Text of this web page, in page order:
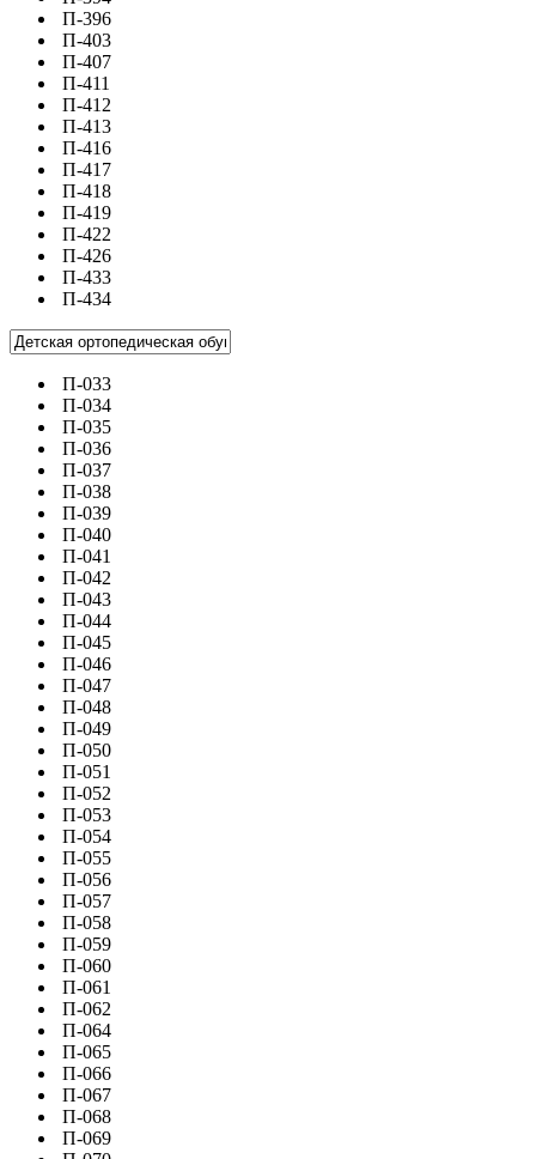
П-396
П-403
П-407
П-411
П-412
П-413
П-416
П-417
П-418
П-419
П-422
П-426
П-433
П-434
П-033
П-034
П-035
П-036
П-037
П-038
П-039
П-040
П-041
П-042
П-043
П-044
П-045
П-046
П-047
П-048
П-049
П-050
П-051
П-052
П-053
П-054
П-055
П-056
П-057
П-058
П-059
П-060
П-061
П-062
П-064
П-065
П-066
П-067
П-068
П-069